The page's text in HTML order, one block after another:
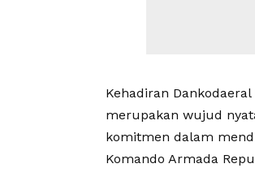
Kehadiran
merupakan wujud
komitmen dalam
Komando Armada